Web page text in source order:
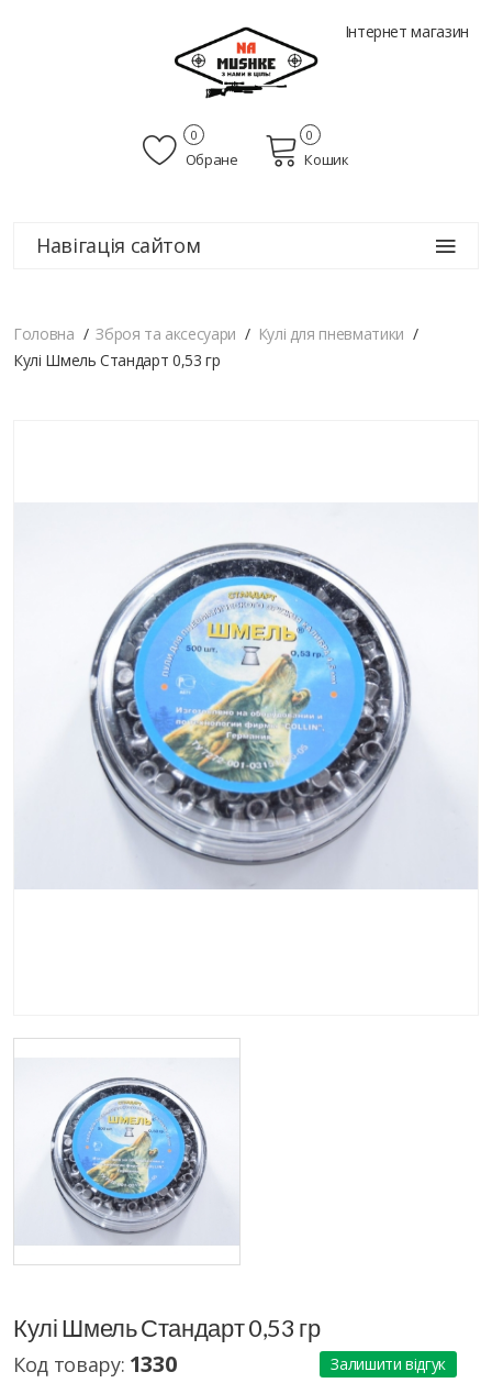
Інтернет магазин
Обране
0
Кошик
0
Навігація сайтом
Головна Зброя та аксесуари
Кулі для пневматики
Кулі Шмель Стандарт 0,53 гр
Кулі Шмель Стандарт 0,53 гр
Код товару: 1330
Залишити відгук